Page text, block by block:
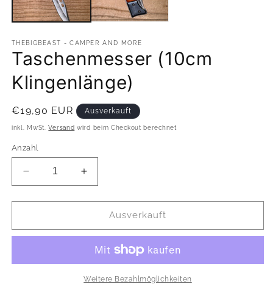
THEBIGBEAST - CAMPER AND MORE
Taschenmesser (10cm
Klingenlänge)
Normaler
Preis
€19,90 EUR Ausverkauft
inkl. MwSt.Versand wird beim Checkout berechnet
Anzahl
Verringere
die
Menge
Taschenmesser
Erhöhe
die
Menge
Taschenmesser
Klingenlänge)
Ausverkauft
Weitere Bezahlmöglichkeiten